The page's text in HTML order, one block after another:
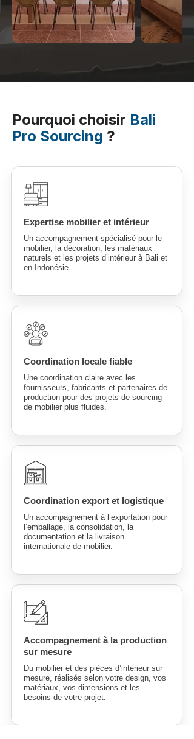
Pourquoi choisir Bali
Pro Sourcing ?
Expertise mobilier et intérieur
Un accompagnement spécialisé pour le
mobilier, la décoration, les matériaux
naturels et les projets d’intérieur à Bali et
en Indonésie.
Coordination locale fiable
Une coordination claire avec les
fournisseurs, fabricants et partenaires de
production pour des projets de sourcing
de mobilier plus fluides.
Coordination export et logistique
Un accompagnement à l’exportation pour
l’emballage, la consolidation, la
documentation et la livraison
internationale de mobilier.
Accompagnement à la production
sur mesure
Du mobilier et des pièces d’intérieur sur
mesure, réalisés selon votre design, vos
matériaux, vos dimensions et les
besoins de votre projet.